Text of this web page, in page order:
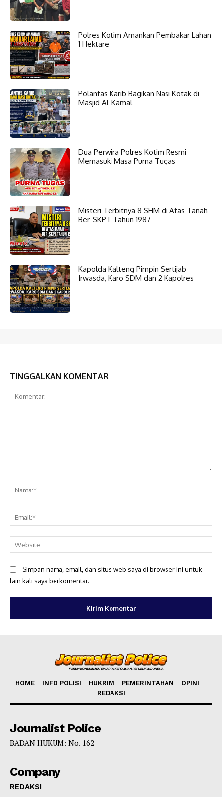
Polres Kotim Amankan Pembakar Lahan
1 Hektare
Polantas Karib Bagikan Nasi Kotak di
Masjid Al-Kamal
Dua Perwira Polres Kotim Resmi
Memasuki Masa Purna Tugas
Misteri Terbitnya 8 SHM di Atas Tanah
Ber-SKPT Tahun 1987
Kapolda Kalteng Pimpin Sertijab
Irwasda, Karo SDM dan 2 Kapolres
TINGGALKAN KOMENTAR
Simpan nama, email, dan situs web saya di browser ini untuk
lain kali saya berkomentar.
HOME INFO POLISI HUKRIM PEMERINTAHAN
OPINI
REDAKSI
Journalist Police
BADAN HUKUM: No. 162
Company
REDAKSI